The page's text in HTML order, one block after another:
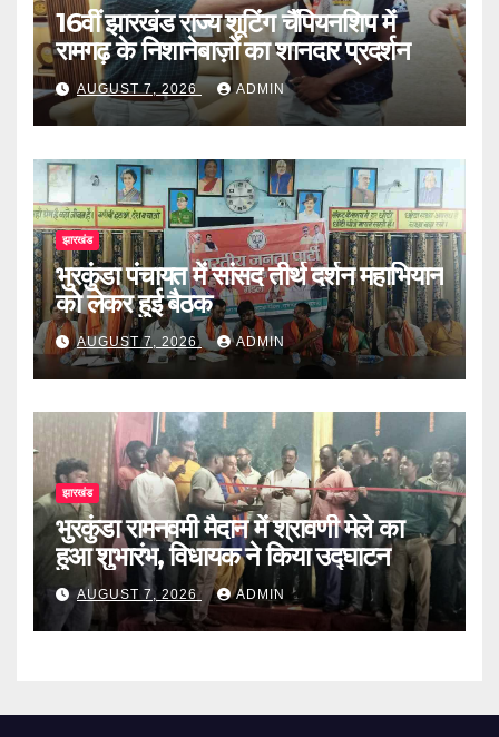
16वीं झारखंड राज्य शूटिंग चैंपियनशिप में
रामगढ़ के निशानेबाज़ों का शानदार प्रदर्शन
AUGUST 7, 2026 ADMIN
झारखंड
भुरकुंडा पंचायत में सांसद तीर्थ दर्शन महाभियान
को लेकर हुई बैठक
AUGUST 7, 2026 ADMIN
झारखंड
भुरकुंडा रामनवमी मैदान में श्रावणी मेले का
हुआ शुभारंभ, विधायक ने किया उद्घाटन
AUGUST 7, 2026 ADMIN